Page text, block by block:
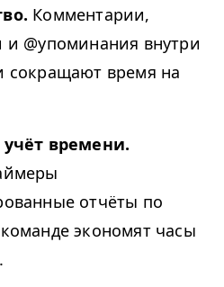
Комментарии,
@упоминания внутри
сокращают время на
времени.
отчёты по
экономят часы